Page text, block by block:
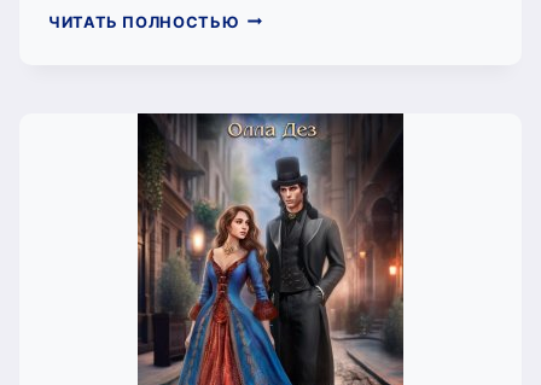
ЧИТАТЬ ПОЛНОСТЬЮ ГРАНАТОВАЯ
ДЕЗ)